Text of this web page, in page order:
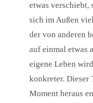
etwas verschiebt,
sich im Außen
der von anderen
auf einmal etwas
eigene Leben
konkreter. Dieser
Moment heraus